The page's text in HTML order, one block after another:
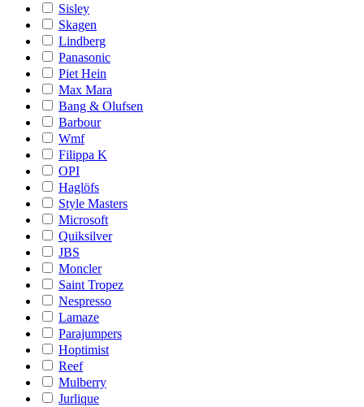
Sisley
Skagen
Lindberg
Panasonic
Piet Hein
Max Mara
Bang & Olufsen
Barbour
Wmf
Filippa K
OPI
Haglöfs
Style Masters
Microsoft
Quiksilver
JBS
Moncler
Saint Tropez
Nespresso
Lamaze
Parajumpers
Hoptimist
Reef
Mulberry
Jurlique